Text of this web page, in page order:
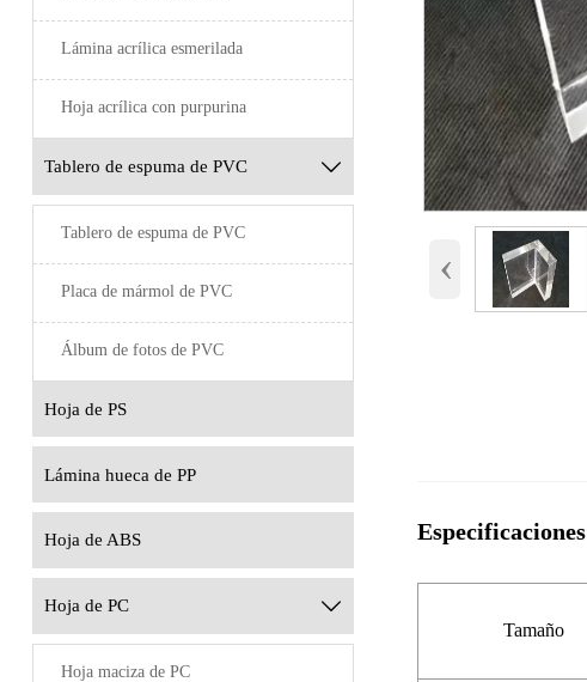
Lámina acrílica esmerilada
Hoja acrílica con purpurina
Tablero de espuma de PVC 
Tablero de espuma de PVC
Placa de mármol de PVC
Álbum de fotos de PVC
Hoja de PS
Lámina hueca de PP
Hoja de ABS
Hoja de PC 
Hoja maciza de PC
‹
Especificaciones
Tamaño